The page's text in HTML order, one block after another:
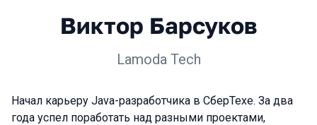
Виктор Барсуков
Lamoda Tech
Начал карьеру Java-разработчика в СберТехе. За два
года успел поработать над разными проектами,